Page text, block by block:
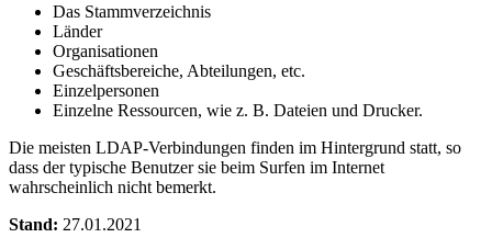
Das Stammverzeichnis
Länder
Organisationen
Geschäftsbereiche, Abteilungen, etc.
Einzelpersonen
Einzelne Ressourcen, wie z. B. Dateien und Drucker.
Die meisten LDAP-Verbindungen finden im Hintergrund statt, so
dass der typische Benutzer sie beim Surfen im Internet
wahrscheinlich nicht bemerkt.
Stand: 27.01.2021